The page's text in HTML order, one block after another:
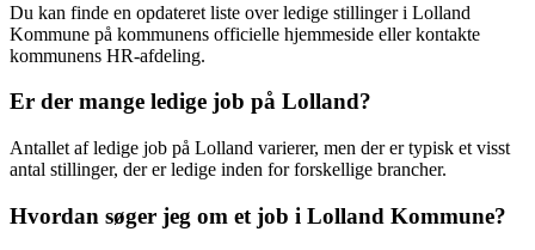
Du kan finde en opdateret liste over ledige stillinger i Lolland
Kommune på kommunens officielle hjemmeside eller kontakte
kommunens HR-afdeling.
Er der mange ledige job på Lolland?
Antallet af ledige job på Lolland varierer, men der er typisk et visst
antal stillinger, der er ledige inden for forskellige brancher.
Hvordan søger jeg om et job i Lolland Kommune?